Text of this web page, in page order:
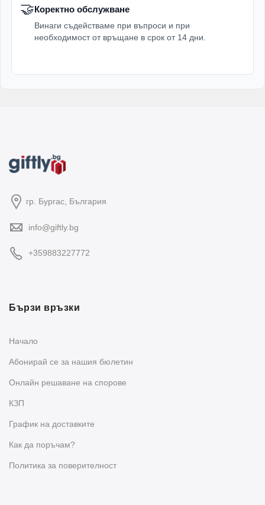
🤝Коректно обслужване
Винаги съдействаме при въпроси и при
необходимост от връщане в срок от 14 дни.
гр. Бургас, България
info@giftly.bg
+359883227772
Бързи връзки
Начало
Абонирай се за нашия бюлетин
Oнлайн решаване на спорове
КЗП
График на доставките
Как да поръчам?
Политика за поверителност